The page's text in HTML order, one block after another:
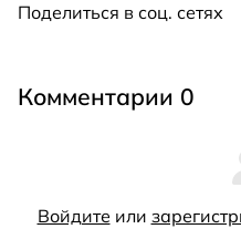
Поделиться в соц. сетях
Комментарии 0
Войдите или